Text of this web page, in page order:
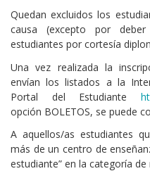
Quedan excluidos los
causa (excepto por
estudiantes por cortesía
Una vez realizada la
envían los listados a la
Portal del Estudiante
opción BOLETOS, se puede
A aquellos/as estudiantes
más de un centro de
estudiante” en la categoría